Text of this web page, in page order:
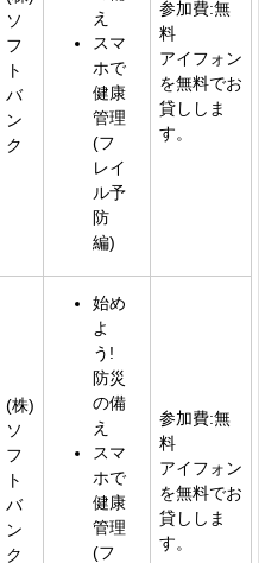
ソ
フ
ト
バ
ン
ク
え
スマ
ホで
健康
管理
(フ
レイ
ル予
防
編)
参加費:無
料
アイフォン
を無料でお
貸ししま
す。
(株)
ソ
フ
ト
バ
ン
ク
始め
よ
う!
防災
の備
え
スマ
ホで
健康
管理
(フ
参加費:無
料
アイフォン
を無料でお
貸ししま
す。